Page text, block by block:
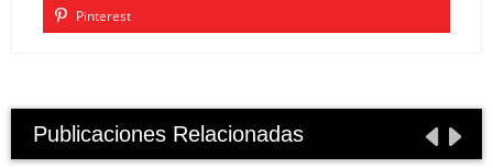
Pinterest
Publicaciones Relacionadas